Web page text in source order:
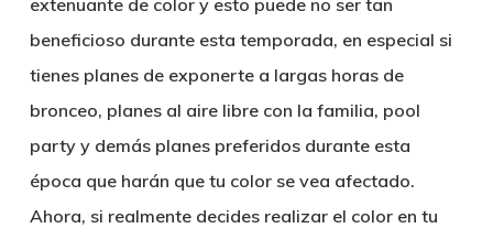
extenuante de color y esto puede no ser tan
beneficioso durante esta temporada, en especial si
tienes planes de exponerte a largas horas de
bronceo, planes al aire libre con la familia, pool
party y demás planes preferidos durante esta
época que harán que tu color se vea afectado.
Ahora, si realmente decides realizar el color en tu